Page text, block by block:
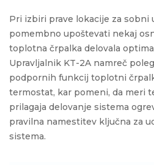
Pri izbiri prave lokacije za sobni
pomembno upoštevati nekaj
toplotna črpalka delovala
Upravljalnik KT-2A namreč
podpornih funkcij toplotni
termostat, kar pomeni, da meri
prilagaja delovanje sistema
pravilna namestitev ključna za
sistema.